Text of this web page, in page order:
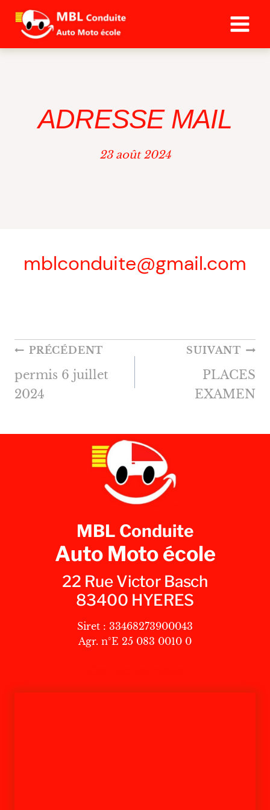
Aller
contenu
ADRESSE MAIL
23 août 2024
mblconduite@gmail.com
NAVIGATION
DE
L’ARTICLE
PRÉCÉDENT
permis 6 juillet
2024
SUIVANT
PLACES
EXAMEN
MBL Conduite
Auto Moto école
22 Rue Victor Basch
83400 HYERES
Siret : 33468273900043
Agr. n°E 25 083 0010 0